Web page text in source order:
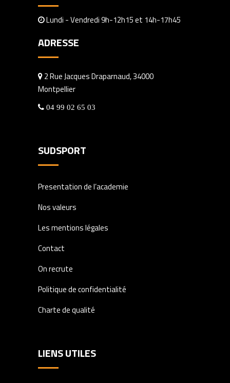
Lundi - Vendredi 9h-12h15 et 14h-17h45
ADRESSE
2 Rue Jacques Draparnaud, 34000
Montpellier
04 99 02 65 03
SUDSPORT
Presentation de l’academie
Nos valeurs
Les mentions légales
Contact
On recrute
Politique de confidentialité
Charte de qualité
LIENS UTILES